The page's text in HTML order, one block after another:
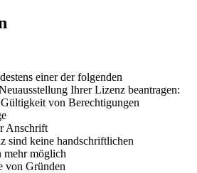
einer der folgenden
Ihrer Lizenz beantragen:
von Berechtigungen
Anschrift
sind keine handschriftlichen
mehr möglich
von Gründen